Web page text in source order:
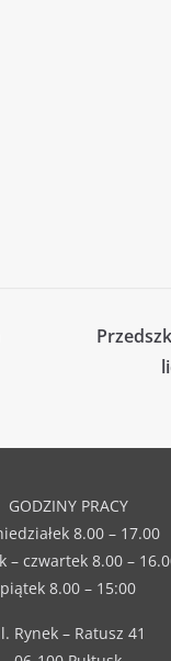
GODZINY PRACY
8.00 – 17.00
– czwartek 8.00 –
piątek 8.00 – 15:00
Rynek – Ratusz 41